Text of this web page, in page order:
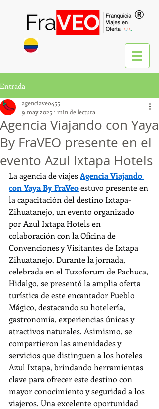
®
Entrada
Agencia Viajando con Yaya
By FraVEO presente en el
evento Azul Ixtapa Hotels
agenciaveo455
9 may 2025 1 min de lectura
La agencia de viajes Agencia Viajando
con Yaya By FraVeo estuvo presente en
la capacitación del destino Ixtapa-
Zihuatanejo, un evento organizado
por Azul Ixtapa Hotels en
colaboración con la Oficina de
Convenciones y Visitantes de Ixtapa
Zihuatanejo. Durante la jornada,
celebrada en el Tuzoforum de Pachuca,
Hidalgo, se presentó la amplia oferta
turística de este encantador Pueblo
Mágico, destacando su hotelería,
gastronomía, experiencias únicas y
atractivos naturales. Asimismo, se
compartieron las amenidades y
servicios que distinguen a los hoteles
Azul Ixtapa, brindando herramientas
clave para ofrecer este destino con
mayor conocimiento y seguridad a los
viajeros. Una excelente oportunidad